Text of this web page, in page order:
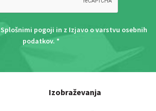
Splošnimi pogoji in z Izjavo o varstvu osebnih
podatkov. *
Izobraževanja